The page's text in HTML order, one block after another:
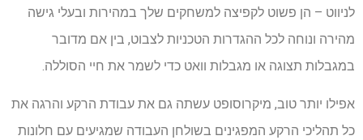
לניווט – הן פשוט לקפיצה למשחקים שלך במהירות ובעלי גישה
מהירה ונוחה לכל ההגדרות הטכניות לצבוט, בין אם מדובר
במגבלות תצוגה או מגבלות וואט כדי לשמר את חיי הסוללה.
אפילו יותר טוב, מיקרוסופט עשתה גם את עבודת הרקע והרגה את
כל תהליכי הרקע המפגינים בשולחן העבודה שמגיעים עם חלונות